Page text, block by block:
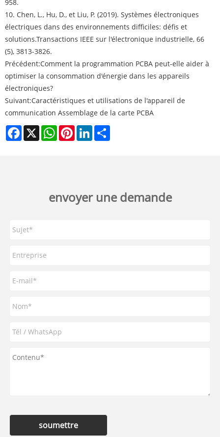
958.
10. Chen, L., Hu, D., et Liu, P. (2019). Systèmes électroniques
électriques dans des environnements difficiles: défis et
solutions.Transactions IEEE sur l'électronique industrielle, 66
(5), 3813-3826.
Précédent:Comment la programmation PCBA peut-elle aider à
optimiser la consommation d'énergie dans les appareils
électroniques?
Suivant:Caractéristiques et utilisations de l'appareil de
communication Assemblage de la carte PCBA
Facebook
X WhatsAppPinterestLinkedIn
envoyer une demande
soumettre